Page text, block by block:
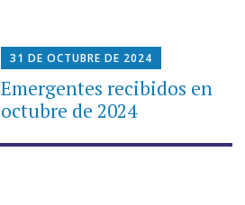
31 DE OCTUBRE DE 2024
Emergentes recibidos en
octubre de 2024